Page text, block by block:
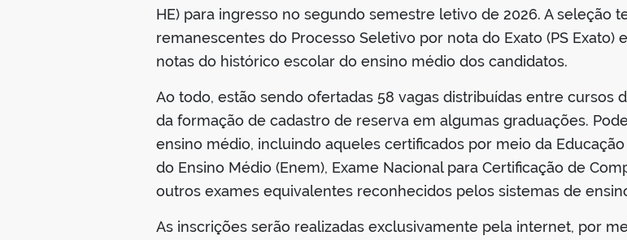
HE) para ingresso no segundo semestre letivo de 2026. A seleção
remanescentes do Processo Seletivo por nota do Exato (PS Exato)
notas do histórico escolar do ensino médio dos candidatos.
Ao todo, estão sendo ofertadas 58 vagas distribuídas entre cursos
da formação de cadastro de reserva em algumas graduações.
ensino médio, incluindo aqueles certificados por meio da
do Ensino Médio (Enem), Exame Nacional para Certificação de
outros exames equivalentes reconhecidos pelos sistemas de
As inscrições serão realizadas exclusivamente pela internet, por